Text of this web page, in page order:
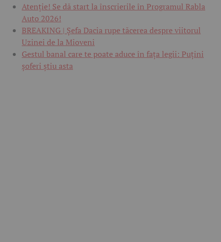
Atenție! Se dă start la înscrierile în Programul Rabla
Auto 2026!
BREAKING | Șefa Dacia rupe tăcerea despre viitorul
Uzinei de la Mioveni
Gestul banal care te poate aduce în fața legii: Puțini
șoferi știu asta